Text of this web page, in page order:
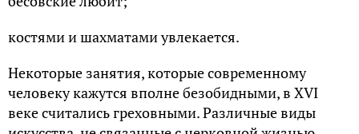
костями и шахматами увлекается.
Некоторые занятия, которые современному
человеку кажутся вполне безобидными, в XVI
веке считались греховными. Различные виды